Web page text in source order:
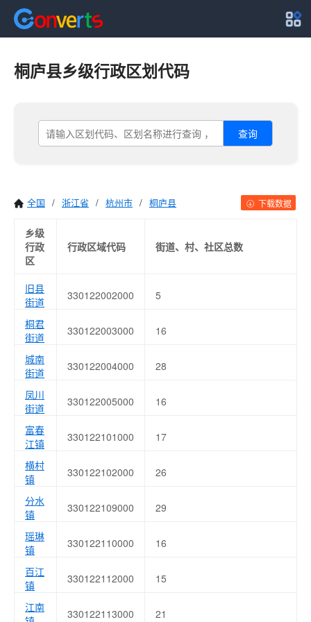
桐庐县乡级行政区划代码
查询
全国 / 浙江省 / 杭州市 / 桐庐县 下载数据
乡级
行政
区
行政区域代码 街道、村、社区总数
旧县
街道
330122002000 5
桐君
街道
330122003000 16
城南
街道
330122004000 28
凤川
街道
330122005000 16
富春
江镇
330122101000 17
横村
镇
330122102000 26
分水
镇
330122109000 29
瑶琳
镇
330122110000 16
百江
镇
330122112000 15
江南
330122113000 21